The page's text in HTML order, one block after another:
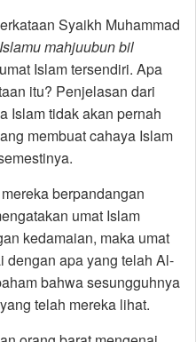
Syaikh Muhammad
mahjuubun bil
Islam tersendiri. Apa
itu? Penjelasan dari
Islam tidak akan pernah
membuat cahaya Islam
berpandangan
umat Islam
kedamaian, maka umat
dengan apa yang telah Al-
bahwa sesungguhnya
telah mereka lihat.